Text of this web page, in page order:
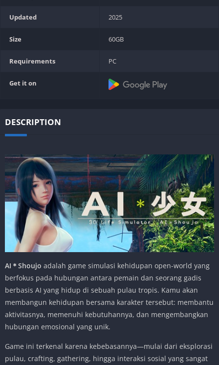
Updated 2025
Size 60GB
Requirements PC
Get it on
DESCRIPTION
AI＊Shoujo adalah game simulasi kehidupan open-world yang
berfokus pada hubungan antara pemain dan seorang gadis
berbasis AI yang hidup di sebuah pulau tropis. Kamu akan
membangun kehidupan bersama karakter tersebut: membantu
aktivitasnya, memenuhi kebutuhannya, dan mengembangkan
hubungan emosional yang unik.
Game ini terkenal karena kebebasannya—mulai dari eksplorasi
pulau, crafting, gathering, hingga interaksi sosial yang sangat